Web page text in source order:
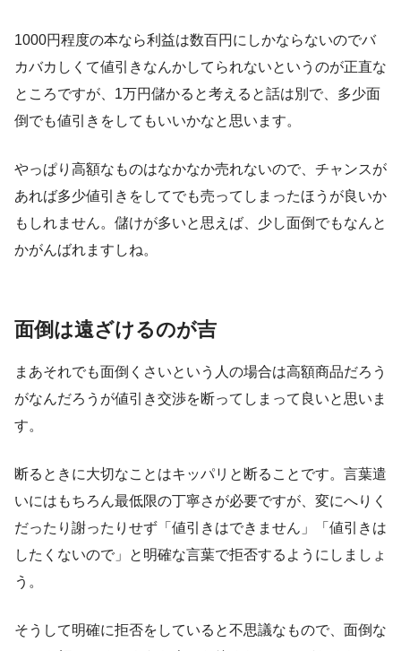
1000円程度の本なら利益は数百円にしかならないのでバ
カバカしくて値引きなんかしてられないというのが正直な
ところですが、1万円儲かると考えると話は別で、多少面
倒でも値引きをしてもいいかなと思います。
やっぱり高額なものはなかなか売れないので、チャンスが
あれば多少値引きをしてでも売ってしまったほうが良いか
もしれません。儲けが多いと思えば、少し面倒でもなんと
かがんばれますしね。
面倒は遠ざけるのが吉
まあそれでも面倒くさいという人の場合は高額商品だろう
がなんだろうが値引き交渉を断ってしまって良いと思いま
す。
断るときに大切なことはキッパリと断ることです。言葉遣
いにはもちろん最低限の丁寧さが必要ですが、変にへりく
だったり謝ったりせず「値引きはできません」「値引きは
したくないので」と明確な言葉で拒否するようにしましょ
う。
そうして明確に拒否をしていると不思議なもので、面倒な